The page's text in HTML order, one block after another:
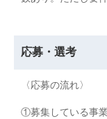
応募・選考
〈応募の流れ〉
①募集している事